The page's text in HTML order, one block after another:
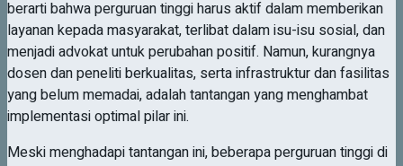
berarti bahwa perguruan tinggi harus aktif dalam memberikan
layanan kepada masyarakat, terlibat dalam isu-isu sosial, dan
menjadi advokat untuk perubahan positif. Namun, kurangnya
dosen dan peneliti berkualitas, serta infrastruktur dan fasilitas
yang belum memadai, adalah tantangan yang menghambat
implementasi optimal pilar ini.
Meski menghadapi tantangan ini, beberapa perguruan tinggi di